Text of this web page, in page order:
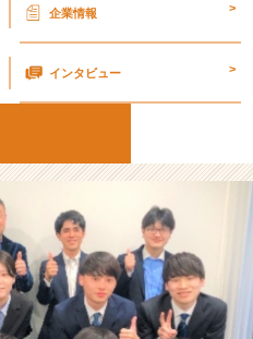
企業情報 >
インタビュー >